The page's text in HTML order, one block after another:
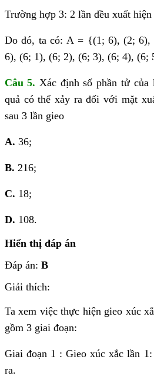
Trường hợp 3: 2 lần đều xuất hiện
Do đó, ta có: A = {(1; 6), (2;
6), (6; 1), (6; 2), (6; 3), (6; 4), (6;
Câu 5. Xác định số phần tử của
quả có thể xảy ra đối với mặt
sau 3 lần gieo
A. 36;
B. 216;
C. 18;
D. 108.
Hiển thị đáp án
Đáp án: B
Giải thích:
Ta xem việc thực hiện gieo xúc
gồm 3 giai đoạn:
Giai đoạn 1 : Gieo xúc xắc lần
ra.